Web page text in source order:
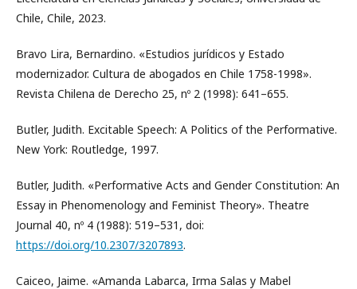
Chile, Chile, 2023.
Bravo Lira, Bernardino. «Estudios jurídicos y Estado
modernizador. Cultura de abogados en Chile 1758-1998».
Revista Chilena de Derecho 25, nº 2 (1998): 641–655.
Butler, Judith. Excitable Speech: A Politics of the Performative.
New York: Routledge, 1997.
Butler, Judith. «Performative Acts and Gender Constitution: An
Essay in Phenomenology and Feminist Theory». Theatre
Journal 40, nº 4 (1988): 519–531, doi:
https://doi.org/10.2307/3207893.
Caiceo, Jaime. «Amanda Labarca, Irma Salas y Mabel